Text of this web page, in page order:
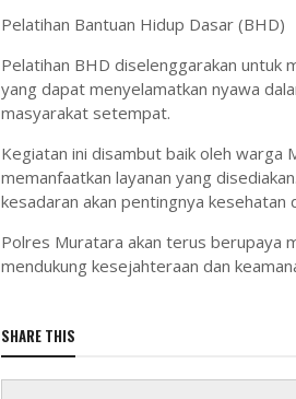
Pelatihan Bantuan Hidup Dasar (BHD)
Pelatihan BHD diselenggarakan
yang dapat menyelamatkan nyawa
masyarakat setempat.
Kegiatan ini disambut baik oleh
memanfaatkan layanan yang
kesadaran akan pentingnya kesehatan
Polres Muratara akan terus berupaya
mendukung kesejahteraan dan
SHARE THIS